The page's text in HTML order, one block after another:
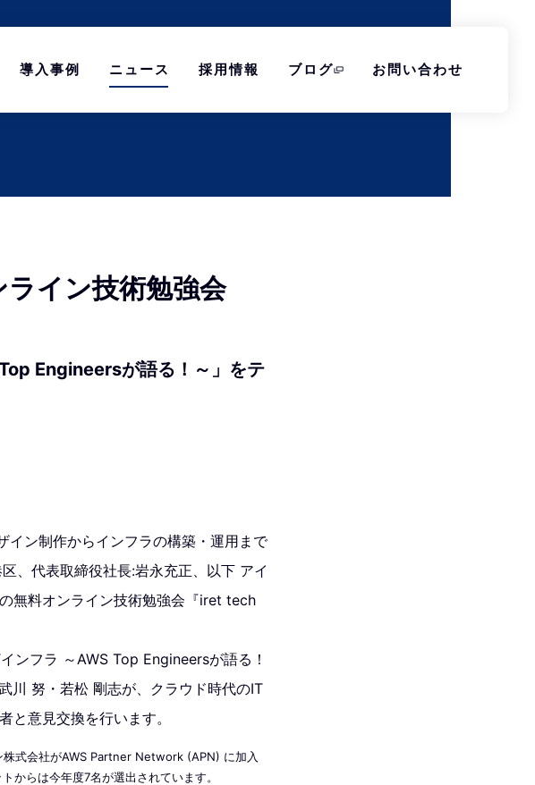
導入事例 ニュース 採用情報 ブログ お問い合わせ
イン技術勉強会
Engineersが語る！～」をテ
イン制作からインフラの構築・運用まで
、代表取締役社長:岩永充正、以下 アイ
無料オンライン技術勉強会『iret tech
ンフラ ～AWS Top Engineersが語る！
川 努・若松 剛志が、クラウド時代のIT
と意見交換を行います。
式会社がAWS Partner Network (APN) に加入
からは今年度7名が選出されています。